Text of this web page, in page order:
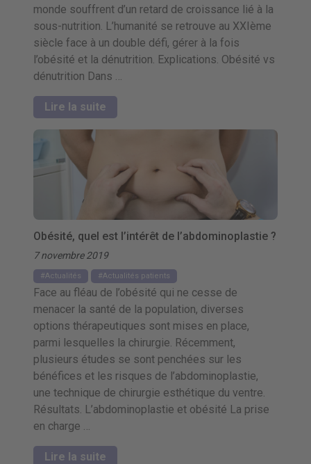
monde souffrent d’un retard de croissance lié à la
sous-nutrition. L’humanité se retrouve au XXIème
siècle face à un double défi, gérer à la fois
l’obésité et la dénutrition. Explications. Obésité vs
dénutrition Dans …
Lire la suite
Obésité, quel est l’intérêt de l’abdominoplastie ?
7 novembre 2019
Actualités Actualités patients
Face au fléau de l’obésité qui ne cesse de
menacer la santé de la population, diverses
options thérapeutiques sont mises en place,
parmi lesquelles la chirurgie. Récemment,
plusieurs études se sont penchées sur les
bénéfices et les risques de l’abdominoplastie,
une technique de chirurgie esthétique du ventre.
Résultats. L’abdominoplastie et obésité La prise
en charge …
Lire la suite